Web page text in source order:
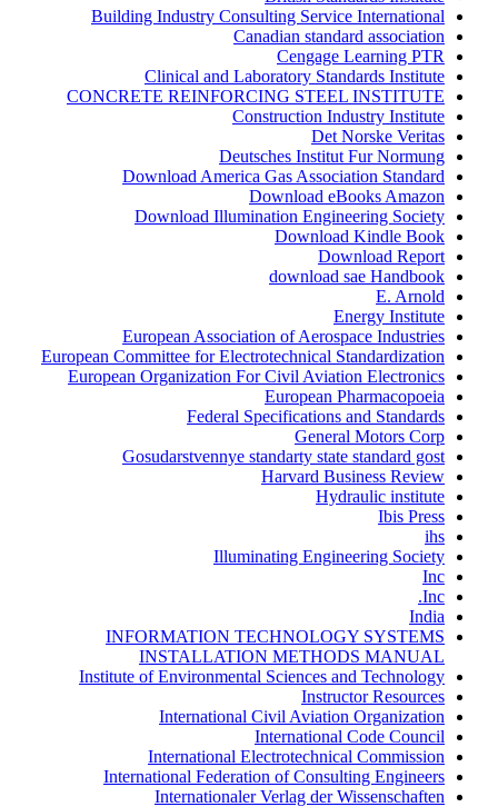
Building Industry Consulting Service International
Canadian standard association
Cengage Learning PTR
Clinical and Laboratory Standards Institute
CONCRETE REINFORCING STEEL INSTITUTE
Construction Industry Institute
Det Norske Veritas
Deutsches Institut Fur Normung
Download America Gas Association Standard
Download eBooks Amazon
Download Illumination Engineering Society
Download Kindle Book
Download Report
download sae Handbook
E. Arnold
Energy Institute
European Association of Aerospace Industries
European Committee for Electrotechnical Standardization
European Organization For Civil Aviation Electronics
European Pharmacopoeia
Federal Specifications and Standards
General Motors Corp
Gosudarstvennye standarty state standard gost
Harvard Business Review
Hydraulic institute
Ibis Press
ihs
Illuminating Engineering Society
Inc
Inc.
India
INFORMATION TECHNOLOGY SYSTEMS
INSTALLATION METHODS MANUAL
Institute of Environmental Sciences and Technology
Instructor Resources
International Civil Aviation Organization
International Code Council
International Electrotechnical Commission
International Federation of Consulting Engineers
Internationaler Verlag der Wissenschaften